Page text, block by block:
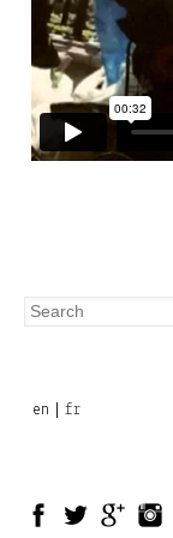
Search
en fr